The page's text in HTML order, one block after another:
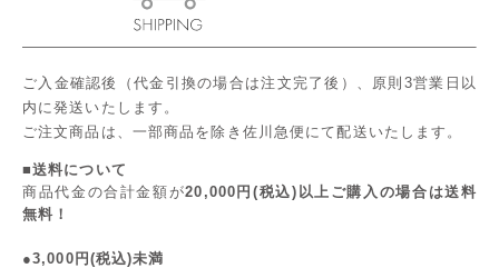
ご入金確認後（代金引換の場合は注文完了後）、原則3営業日以
内に発送いたします。
ご注文商品は、一部商品を除き佐川急便にて配送いたします。
■送料について
商品代金の合計金額が20,000円(税込)以上ご購入の場合は送料
無料！
●3,000円(税込)未満